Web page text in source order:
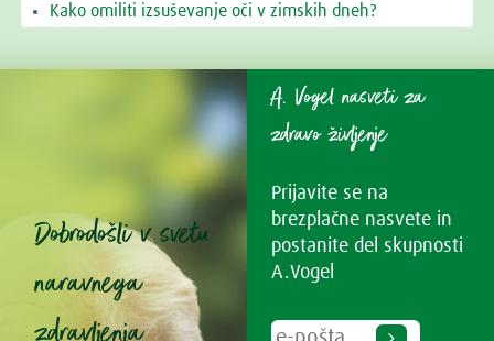
Kako omiliti izsuševanje oči v zimskih dneh?
Dobrodošli v svetu
naravnega
A. Vogel nasveti za
zdravo življenje
Prijavite se na
brezplačne nasvete in
postanite del skupnosti
A.Vogel